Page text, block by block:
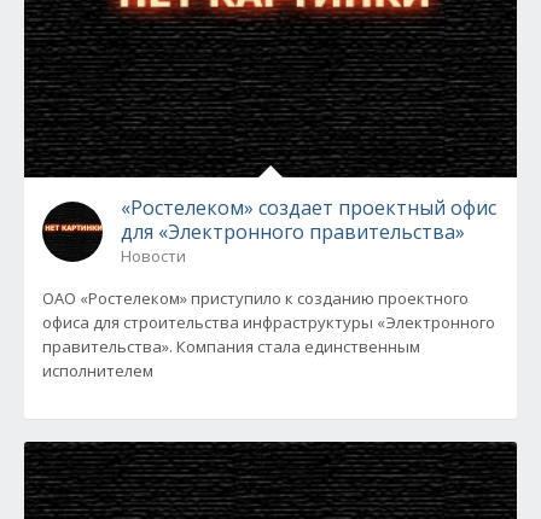
«Ростелеком» создает проектный офис
для «Электронного правительства»
Новости
ОАО «Ростелеком» приступило к созданию проектного
офиса для строительства инфраструктуры «Электронного
правительства». Компания стала единственным
исполнителем